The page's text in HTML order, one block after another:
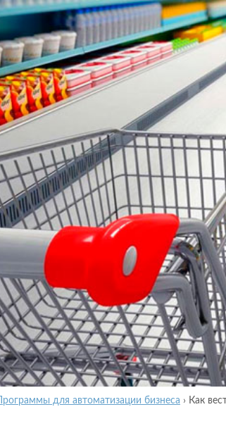
Программы для автоматизации бизнеса › Как